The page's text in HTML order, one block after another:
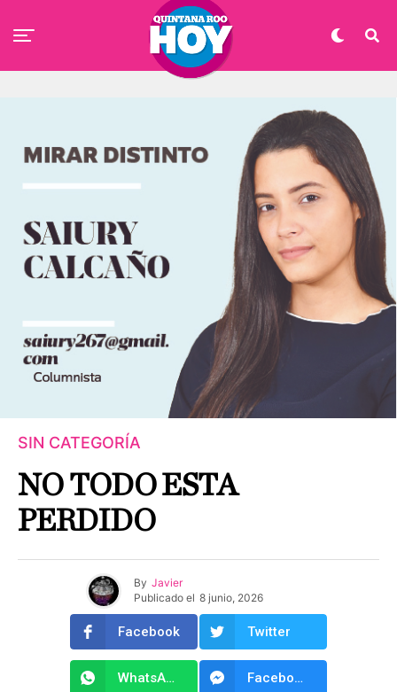
SIN CATEGORÍA
NO TODO ESTA
PERDIDO
By Javier
Publicado el 8 junio, 2026
Facebook Twitter
WhatsApp Facebook Messenger